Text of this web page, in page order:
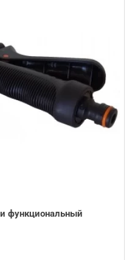
функциональный